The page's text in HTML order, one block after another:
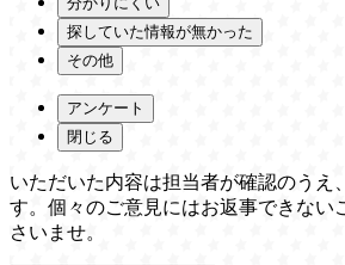
探していた情報が無かった
その他
アンケート
閉じる
いただいた内容は担当者が確認のうえ
す。個々のご意見にはお返事できない
さいませ。